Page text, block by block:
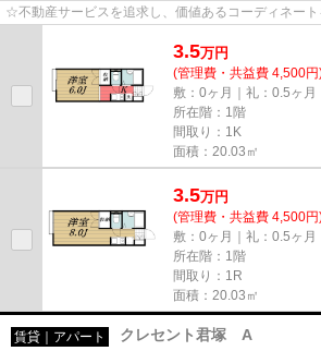
☆不動産サービスを追求し、価値あるコーディネー
3.5万円
(管理費・共益費 4,500円
敷：0ヶ月｜礼：0.5ヶ月
所在階：1階
間取り：1K
面積：20.03㎡
3.5万円
(管理費・共益費 4,500円
敷：0ヶ月｜礼：0.5ヶ月
所在階：1階
間取り：1R
面積：20.03㎡
賃貸｜アパート クレセント君塚 A